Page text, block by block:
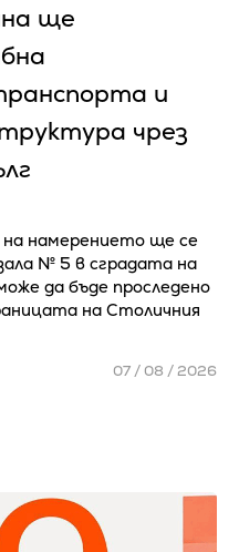
ще
и
чрез
намерението ще се
№ 5 в сградата на
да бъде проследено
на Столичния
07 / 08 / 2026